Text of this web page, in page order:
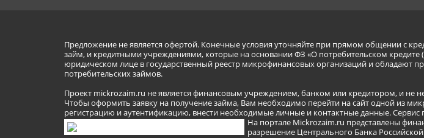
Предложение не является офертой. Конечные условия уточняйте при прямом общении с
займ, и кредитными учреждениями, которые на основании ФЗ «О потребительском кредите
юридическом лице в государственный реестр микрофинансовых организаций и обладают
потребительских займов.
Проект mickrozaim.ru не является финансовым учреждением, банком или кредитором, и не
Чтобы оформить заявку на получение займа, Вам необходимо перейти на сайт одной из
регистрацию и аутентификацию, внести необходимые личные и контактные данные. Сервис
На портале Mickrozaim.ru представлены
разрешение Центрального Банка